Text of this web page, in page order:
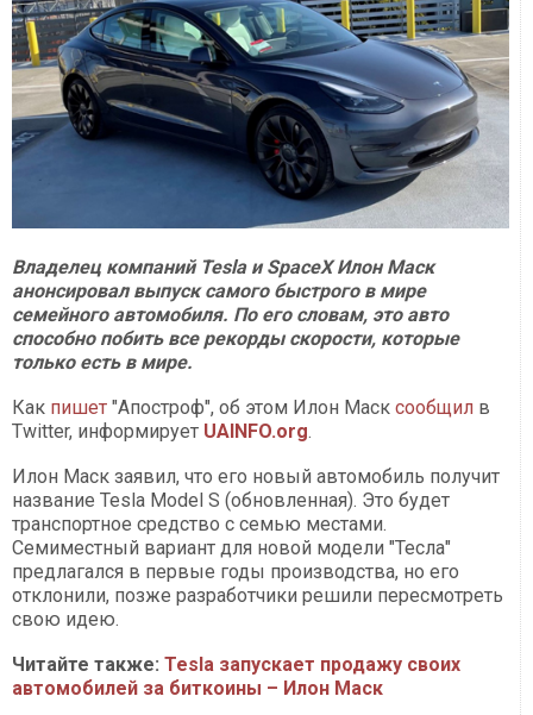
Владелец компаний Tesla и SpaceX Илон Маск
анонсировал выпуск самого быстрого в мире
семейного автомобиля. По его словам, это авто
способно побить все рекорды скорости, которые
только есть в мире.
Как пишет "Апостроф", об этом Илон Маск сообщил в
Twitter, информирует UAINFO.org.
Илон Маск заявил, что его новый автомобиль получит
название Tesla Model S (обновленная). Это будет
транспортное средство с семью местами.
Семиместный вариант для новой модели "Тесла"
предлагался в первые годы производства, но его
отклонили, позже разработчики решили пересмотреть
свою идею.
Читайте также: Tesla запускает продажу своих
автомобилей за биткоины – Илон Маск